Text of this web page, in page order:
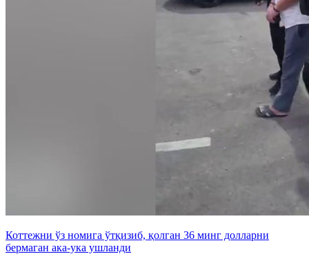
Коттежни ўз номига ўтқизиб, қолган 36 минг долларни
бермаган ака-ука ушланди